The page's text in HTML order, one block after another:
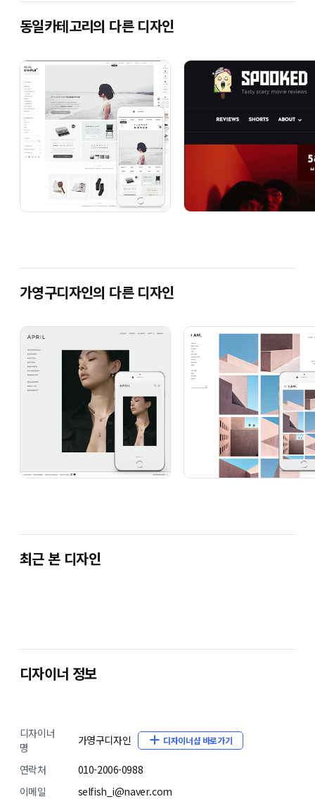
가능할까요?
이용안내 02.작업진행 과정 안내
디자인 결제
→
→
단순복사 옵션이라도 편리하게 수정하실 수 있도록 자주 쓰는
화면을 정리해 드립니다.
이용안내 03.왜 가영구 디자인인가요?
약속드립니다.
동일카테고리의 다른 디자인
가영구디자인의 다른 디자인
최근 본 디자인
디자이너 정보
디자이너
명
가영구디자인 디자이너샵 바로가기
연락처
010-2006-0988
이메일
selfish_i@naver.com